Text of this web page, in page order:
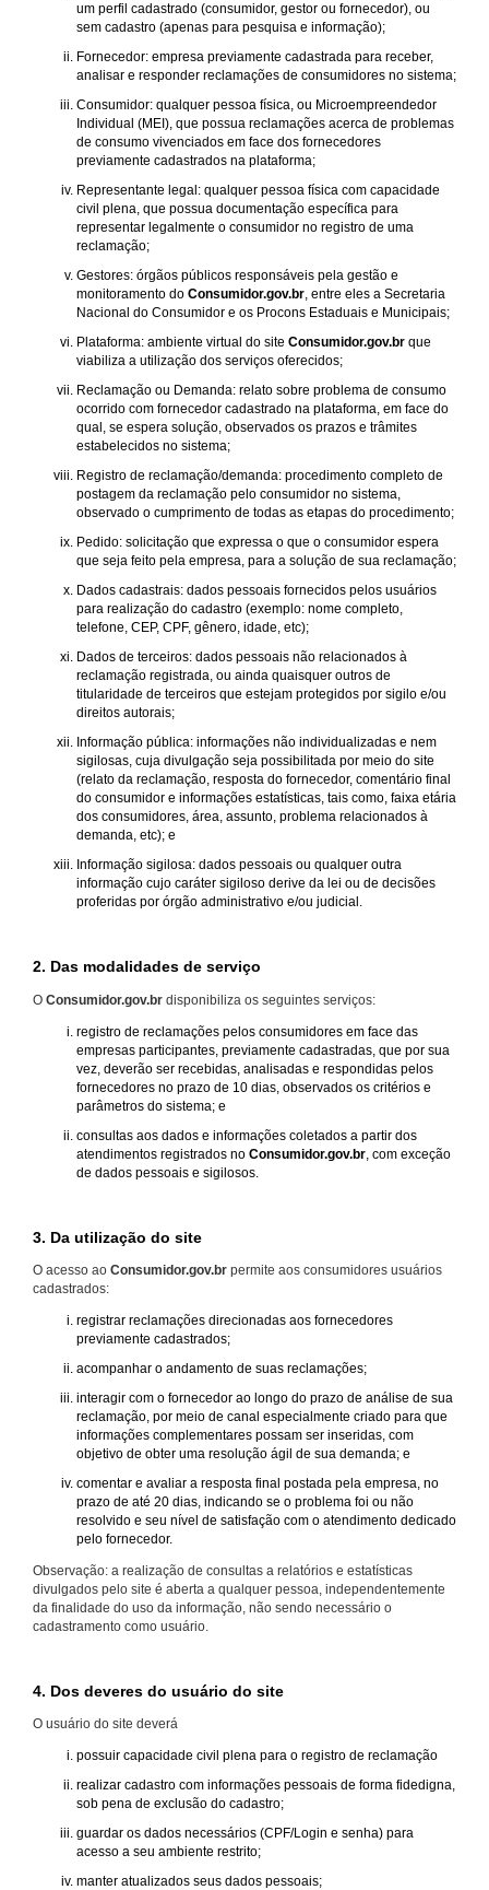
um perfil cadastrado (consumidor, gestor ou fornecedor), ou
sem cadastro (apenas para pesquisa e informação);
Fornecedor: empresa previamente cadastrada para receber,
analisar e responder reclamações de consumidores no sistema;
Consumidor: qualquer pessoa física, ou Microempreendedor
Individual (MEI), que possua reclamações acerca de problemas
de consumo vivenciados em face dos fornecedores
previamente cadastrados na plataforma;
Representante legal: qualquer pessoa física com capacidade
civil plena, que possua documentação específica para
representar legalmente o consumidor no registro de uma
reclamação;
Gestores: órgãos públicos responsáveis pela gestão e
monitoramento do Consumidor.gov.br, entre eles a Secretaria
Nacional do Consumidor e os Procons Estaduais e Municipais;
Plataforma: ambiente virtual do site Consumidor.gov.br que
viabiliza a utilização dos serviços oferecidos;
Reclamação ou Demanda: relato sobre problema de consumo
ocorrido com fornecedor cadastrado na plataforma, em face do
qual, se espera solução, observados os prazos e trâmites
estabelecidos no sistema;
Registro de reclamação/demanda: procedimento completo de
postagem da reclamação pelo consumidor no sistema,
observado o cumprimento de todas as etapas do procedimento;
Pedido: solicitação que expressa o que o consumidor espera
que seja feito pela empresa, para a solução de sua reclamação;
Dados cadastrais: dados pessoais fornecidos pelos usuários
para realização do cadastro (exemplo: nome completo,
telefone, CEP, CPF, gênero, idade, etc);
Dados de terceiros: dados pessoais não relacionados à
reclamação registrada, ou ainda quaisquer outros de
titularidade de terceiros que estejam protegidos por sigilo e/ou
direitos autorais;
Informação pública: informações não individualizadas e nem
sigilosas, cuja divulgação seja possibilitada por meio do site
(relato da reclamação, resposta do fornecedor, comentário final
do consumidor e informações estatísticas, tais como, faixa etária
dos consumidores, área, assunto, problema relacionados à
demanda, etc); e
Informação sigilosa: dados pessoais ou qualquer outra
informação cujo caráter sigiloso derive da lei ou de decisões
proferidas por órgão administrativo e/ou judicial.
2. Das modalidades de serviço
O Consumidor.gov.br disponibiliza os seguintes serviços:
registro de reclamações pelos consumidores em face das
empresas participantes, previamente cadastradas, que por sua
vez, deverão ser recebidas, analisadas e respondidas pelos
fornecedores no prazo de 10 dias, observados os critérios e
parâmetros do sistema; e
consultas aos dados e informações coletados a partir dos
atendimentos registrados no Consumidor.gov.br , com exceção
de dados pessoais e sigilosos.
3. Da utilização do site
O acesso ao Consumidor.gov.br permite aos consumidores usuários
cadastrados:
registrar reclamações direcionadas aos fornecedores
previamente cadastrados;
acompanhar o andamento de suas reclamações;
interagir com o fornecedor ao longo do prazo de análise de sua
reclamação, por meio de canal especialmente criado para que
informações complementares possam ser inseridas, com
objetivo de obter uma resolução ágil de sua demanda; e
comentar e avaliar a resposta final postada pela empresa, no
prazo de até 20 dias, indicando se o problema foi ou não
resolvido e seu nível de satisfação com o atendimento dedicado
pelo fornecedor.
Observação: a realização de consultas a relatórios e estatísticas
divulgados pelo site é aberta a qualquer pessoa, independentemente
da finalidade do uso da informação, não sendo necessário o
cadastramento como usuário.
4. Dos deveres do usuário do site
O usuário do site deverá
possuir capacidade civil plena para o registro de reclamação
realizar cadastro com informações pessoais de forma fidedigna,
sob pena de exclusão do cadastro;
guardar os dados necessários (CPF/Login e senha) para
acesso a seu ambiente restrito;
manter atualizados seus dados pessoais;